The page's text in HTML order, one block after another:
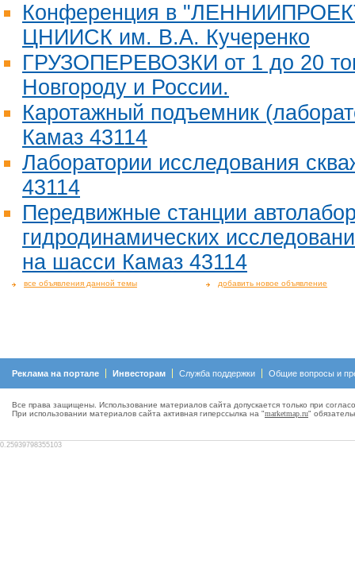
Конференция в
ЦНИИСК им. В.А. Кучеренко
ГРУЗОПЕРЕВОЗКИ от 1 до 20
Новгороду и России.
Каротажный подъемник
Камаз 43114
Лаборатории исследования
43114
Передвижные станции
гидродинамических
на шасси Камаз 43114
добавить новое объявление
все объявления данной темы
Реклама на портале Инвесторам Служба поддержки Общие вопросы и
Все права защищены. Использование материалов сайта допускается только при
При использовании материалов сайта активная гиперсcылка на "marketmap.ru"
0.25939798355103